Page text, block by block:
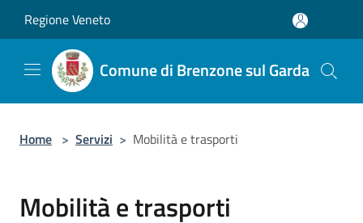
Regione Veneto
Comune di Brenzone sul Garda
Home > Servizi > Mobilità e trasporti
Mobilità e trasporti